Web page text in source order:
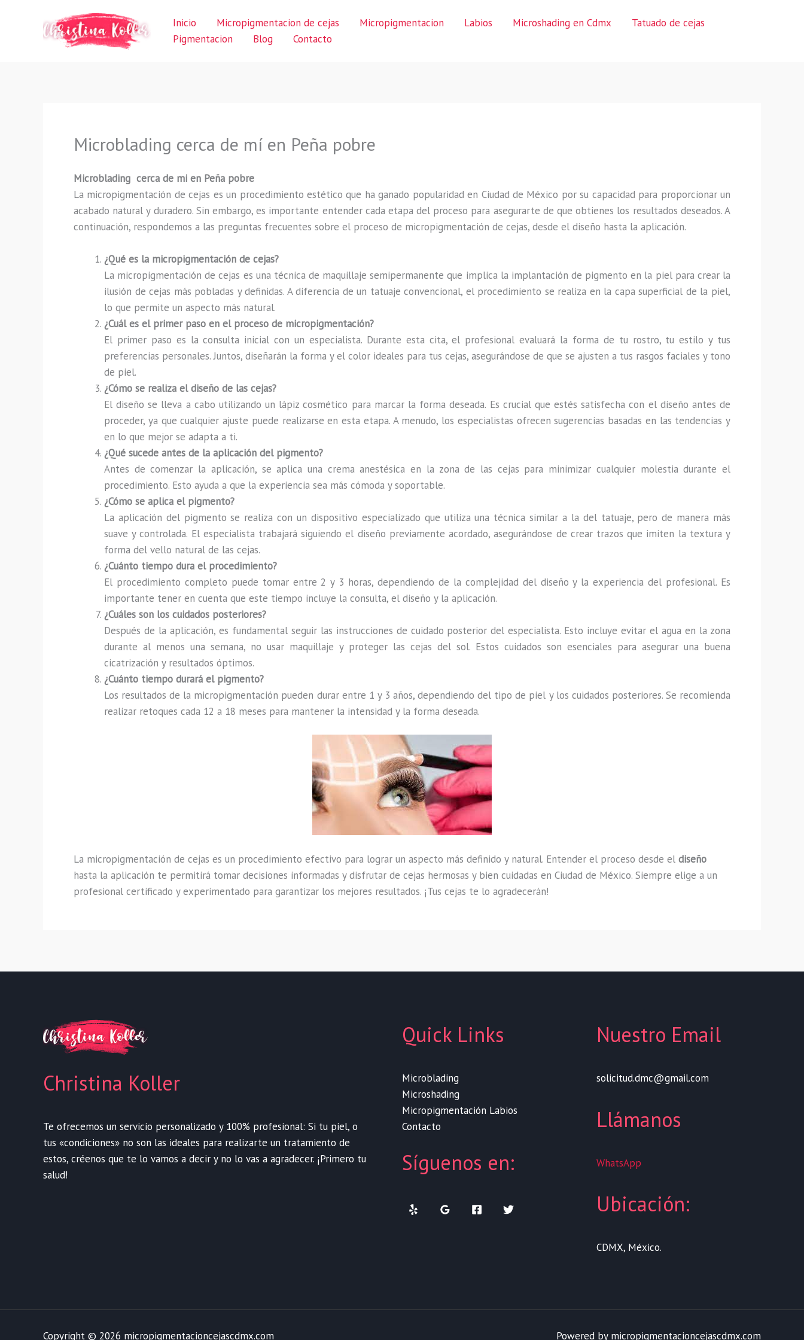
Inicio Micropigmentacion de cejas Micropigmentacion Labios Microshading en Cdmx
Tatuado de cejas
Pigmentacion
Blog Contacto
Microblading cerca de mí en Peña pobre
Microblading cerca de mi en Peña pobre
La micropigmentación de cejas es un procedimiento estético que ha ganado popularidad en Ciudad de México por su capacidad para proporcionar un
acabado natural y duradero. Sin embargo, es importante entender cada etapa del proceso para asegurarte de que obtienes los resultados deseados. A
continuación, respondemos a las preguntas frecuentes sobre el proceso de micropigmentación de cejas, desde el diseño hasta la aplicación.
¿Qué es la micropigmentación de cejas?
La micropigmentación de cejas es una técnica de maquillaje semipermanente que implica la implantación de pigmento en la piel para crear la
ilusión de cejas más pobladas y definidas. A diferencia de un tatuaje convencional, el procedimiento se realiza en la capa superficial de la piel,
lo que permite un aspecto más natural.
¿Cuál es el primer paso en el proceso de micropigmentación?
El primer paso es la consulta inicial con un especialista. Durante esta cita, el profesional evaluará la forma de tu rostro, tu estilo y tus
preferencias personales. Juntos, diseñarán la forma y el color ideales para tus cejas, asegurándose de que se ajusten a tus rasgos faciales y tono
de piel.
¿Cómo se realiza el diseño de las cejas?
El diseño se lleva a cabo utilizando un lápiz cosmético para marcar la forma deseada. Es crucial que estés satisfecha con el diseño antes de
proceder, ya que cualquier ajuste puede realizarse en esta etapa. A menudo, los especialistas ofrecen sugerencias basadas en las tendencias y
en lo que mejor se adapta a ti.
¿Qué sucede antes de la aplicación del pigmento?
Antes de comenzar la aplicación, se aplica una crema anestésica en la zona de las cejas para minimizar cualquier molestia durante el
procedimiento. Esto ayuda a que la experiencia sea más cómoda y soportable.
¿Cómo se aplica el pigmento?
La aplicación del pigmento se realiza con un dispositivo especializado que utiliza una técnica similar a la del tatuaje, pero de manera más
suave y controlada. El especialista trabajará siguiendo el diseño previamente acordado, asegurándose de crear trazos que imiten la textura y
forma del vello natural de las cejas.
¿Cuánto tiempo dura el procedimiento?
El procedimiento completo puede tomar entre 2 y 3 horas, dependiendo de la complejidad del diseño y la experiencia del profesional. Es
importante tener en cuenta que este tiempo incluye la consulta, el diseño y la aplicación.
¿Cuáles son los cuidados posteriores?
Después de la aplicación, es fundamental seguir las instrucciones de cuidado posterior del especialista. Esto incluye evitar el agua en la zona
durante al menos una semana, no usar maquillaje y proteger las cejas del sol. Estos cuidados son esenciales para asegurar una buena
cicatrización y resultados óptimos.
¿Cuánto tiempo durará el pigmento?
Los resultados de la micropigmentación pueden durar entre 1 y 3 años, dependiendo del tipo de piel y los cuidados posteriores. Se recomienda
realizar retoques cada 12 a 18 meses para mantener la intensidad y la forma deseada.
La micropigmentación de cejas es un procedimiento efectivo para lograr un aspecto más definido y natural. Entender el proceso desde el diseño
hasta la aplicación te permitirá tomar decisiones informadas y disfrutar de cejas hermosas y bien cuidadas en Ciudad de México. Siempre elige a un
profesional certificado y experimentado para garantizar los mejores resultados. ¡Tus cejas te lo agradecerán!
Christina Koller
Te ofrecemos un servicio personalizado y 100% profesional: Si tu piel, o
tus «condiciones» no son las ideales para realizarte un tratamiento de
estos, créenos que te lo vamos a decir y no lo vas a agradecer. ¡Primero tu
salud!
Quick Links
Microblading
Microshading
Micropigmentación Labios
Contacto
Síguenos en:
Nuestro Email
solicitud.dmc@gmail.com
Llámanos
WhatsApp
Ubicación:
CDMX, México.
Copyright © 2026 micropigmentacioncejascdmx.com Powered by micropigmentacioncejascdmx.com